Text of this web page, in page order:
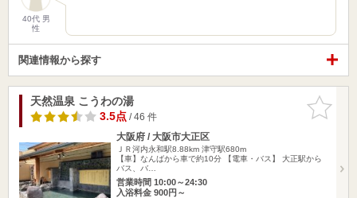
40代 男
性
関連情報から探す
お気に入
りに追加
天然温泉 こうわの湯
3.5点/ 46 件
大阪府 / 大阪市大正区
ＪＲ河内永和駅8.88km 津守駅680m
【車】なんばから車で約10分 【電車・バス】 大正駅から
バス、バ…
営業時間 10:00～24:30
入浴料金 900円～